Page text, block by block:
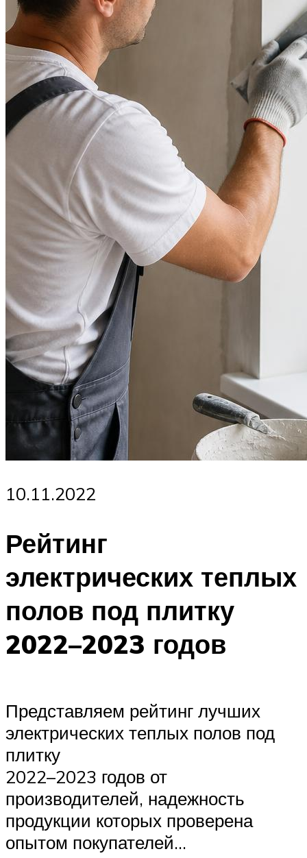
10.11.2022
Рейтинг
электрических теплых
полов под плитку
2022–2023 годов
Представляем рейтинг лучших
электрических теплых полов под
плитку
2022–2023 годов от
производителей, надежность
продукции которых проверена
опытом покупателей…